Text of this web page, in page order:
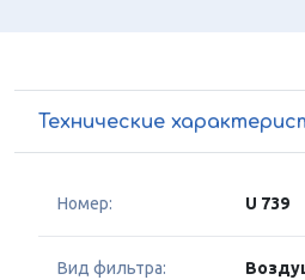
Технические
Номер: U 739
Вид фильтра: